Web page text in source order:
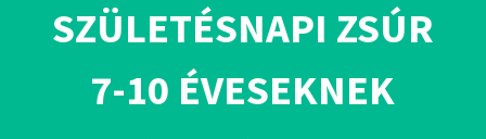
SZÜLETÉSNAPI ZSÚR
7-10 ÉVESEKNEK